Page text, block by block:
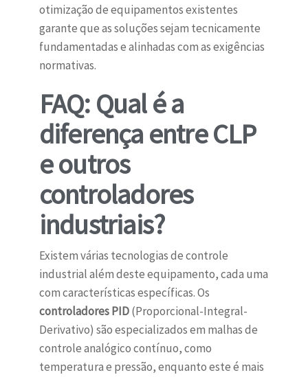
otimização de equipamentos existentes
garante que as soluções sejam tecnicamente
fundamentadas e alinhadas com as exigências
normativas.
FAQ: Qual é a
diferença entre CLP
e outros
controladores
industriais?
Existem várias tecnologias de controle
industrial além deste equipamento, cada uma
com características específicas. Os
controladores PID(Proporcional-Integral-
Derivativo) são especializados em malhas de
controle analógico contínuo, como
temperatura e pressão, enquanto este é mais